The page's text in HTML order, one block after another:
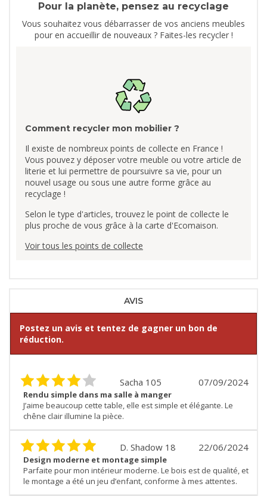
Pour la planète, pensez au recyclage
Vous souhaitez vous débarrasser de vos anciens meubles
pour en accueillir de nouveaux ? Faites-les recycler !
Comment recycler mon mobilier ?
Il existe de nombreux points de collecte en France !
Vous pouvez y déposer votre meuble ou votre article de
literie et lui permettre de poursuivre sa vie, pour un
nouvel usage ou sous une autre forme grâce au
recyclage !
Selon le type d'articles, trouvez le point de collecte le
plus proche de vous grâce à la carte d'Ecomaison.
Voir tous les points de collecte
AVIS
Postez un avis et tentez de gagner un bon de
réduction.
07/09/2024
Sacha 105
Rendu simple dans ma salle à manger
J’aime beaucoup cette table, elle est simple et élégante. Le
chêne clair illumine la pièce.
22/06/2024
D. Shadow 18
Design moderne et montage simple
Parfaite pour mon intérieur moderne. Le bois est de qualité, et
le montage a été un jeu d’enfant, conforme à mes attentes.